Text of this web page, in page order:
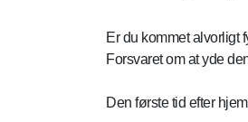
Er du kommet alvorligt
Forsvaret om at yde
Den første tid efter